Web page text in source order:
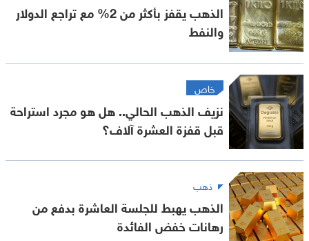
الذهب يقفز بأكثر من 2% مع تراجع الدولار
والنفط
خاص
نزيف الذهب الحالي.. هل هو مجرد استراحة
قبل قفزة العشرة آلاف؟
ذهب
الذهب يهبط للجلسة العاشرة بدفع من
رهانات خفض الفائدة